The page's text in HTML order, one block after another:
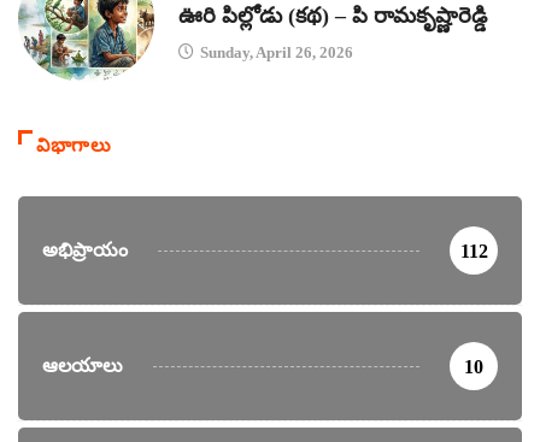
ఊరి పిల్లోడు (కథ) – పి రామకృష్ణారెడ్డి
Sunday, April 26, 2026
విభాగాలు
అభిప్రాయం 112
ఆలయాలు 10